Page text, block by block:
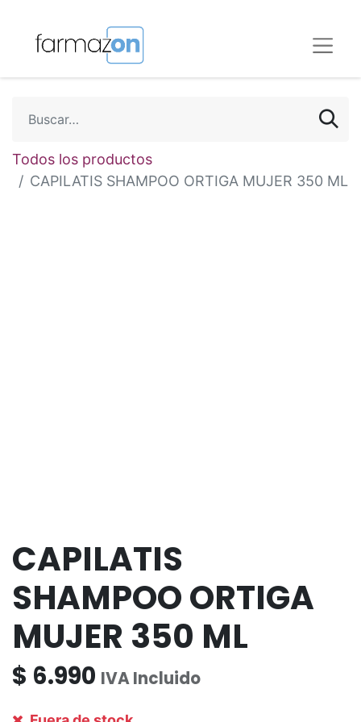
Todos los productos
CAPILATIS SHAMPOO ORTIGA MUJER 350 ML
CAPILATIS
SHAMPOO ORTIGA
MUJER 350 ML
$ 6.990 IVA Incluido